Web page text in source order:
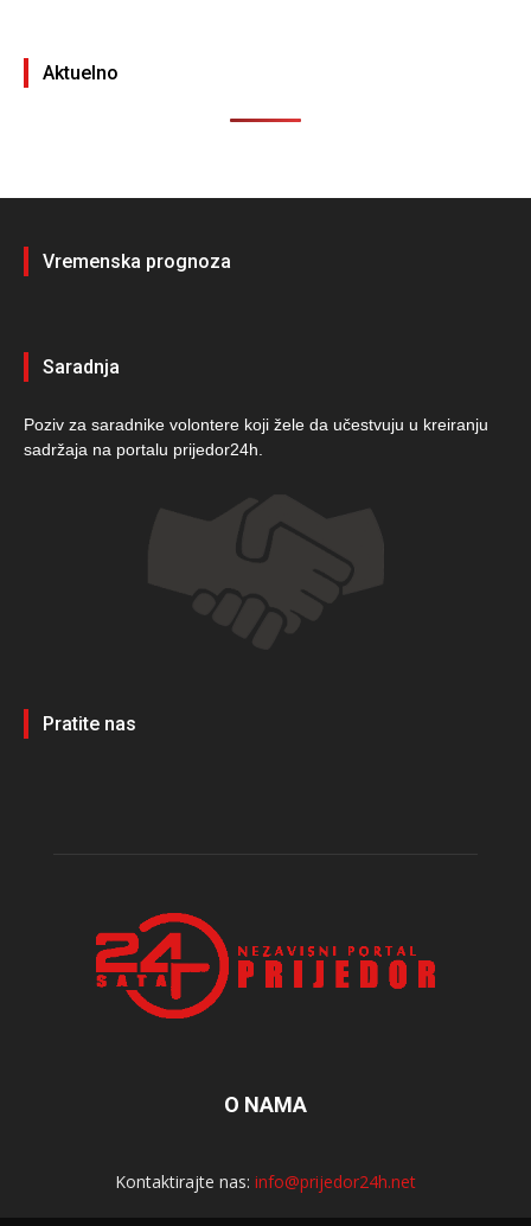
Aktuelno
Vremenska prognoza
Saradnja
Poziv za saradnike volontere koji žele da učestvuju u kreiranju
sadržaja na portalu prijedor24h.
Pratite nas
O NAMA
Kontaktirajte nas: info@prijedor24h.net